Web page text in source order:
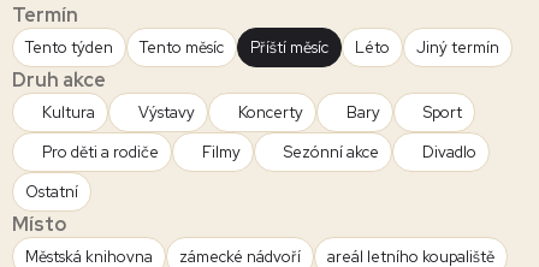
Termín
Tento týden Tento měsíc Příští měsíc Léto Jiný termín
Druh akce
Kultura Výstavy Koncerty Bary
Sport
Pro děti a rodiče
Filmy Sezónní akce
Divadlo
Ostatní
Místo
Městská knihovna zámecké nádvoří
areál letního koupaliště